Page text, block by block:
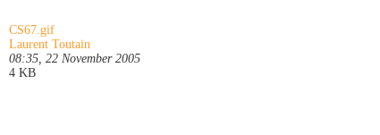
CS67.gif
Laurent Toutain
08:35, 22 November 2005
4 KB